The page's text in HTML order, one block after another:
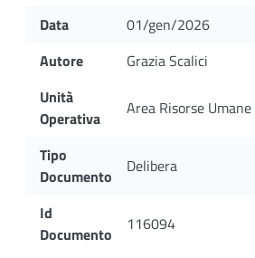
Data
01/gen/2026
Autore
Grazia Scalici
Unità
Operativa
Area Risorse Umane
Tipo
Documento
Delibera
Id
Documento
116094